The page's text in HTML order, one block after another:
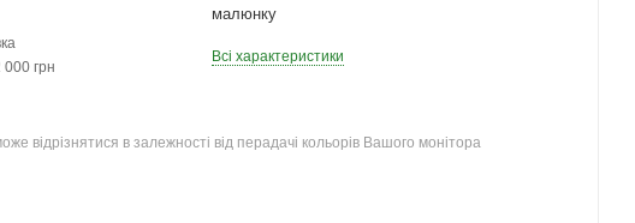
000 грн
малюнку
Всі характеристики
відрізнятися в залежності від перадачі кольорів Вашого монітора